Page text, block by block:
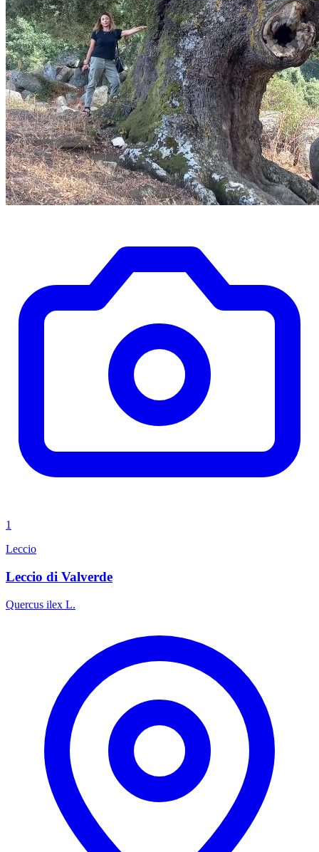
1
Leccio
Leccio di Valverde
Quercus ilex L.